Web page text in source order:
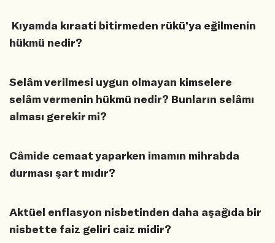
Kıyamda kıraati bitirmeden rükü’ya eğilmenin
hükmü nedir?
Selâm verilmesi uygun olmayan kimselere
selâm vermenin hükmü nedir? Bunların selâmı
alması gerekir mi?
Câmide cemaat yaparken imamın mihrabda
durması şart mıdır?
Aktüel enflasyon nisbetinden daha aşağıda bir
nisbette faiz geliri caiz midir?